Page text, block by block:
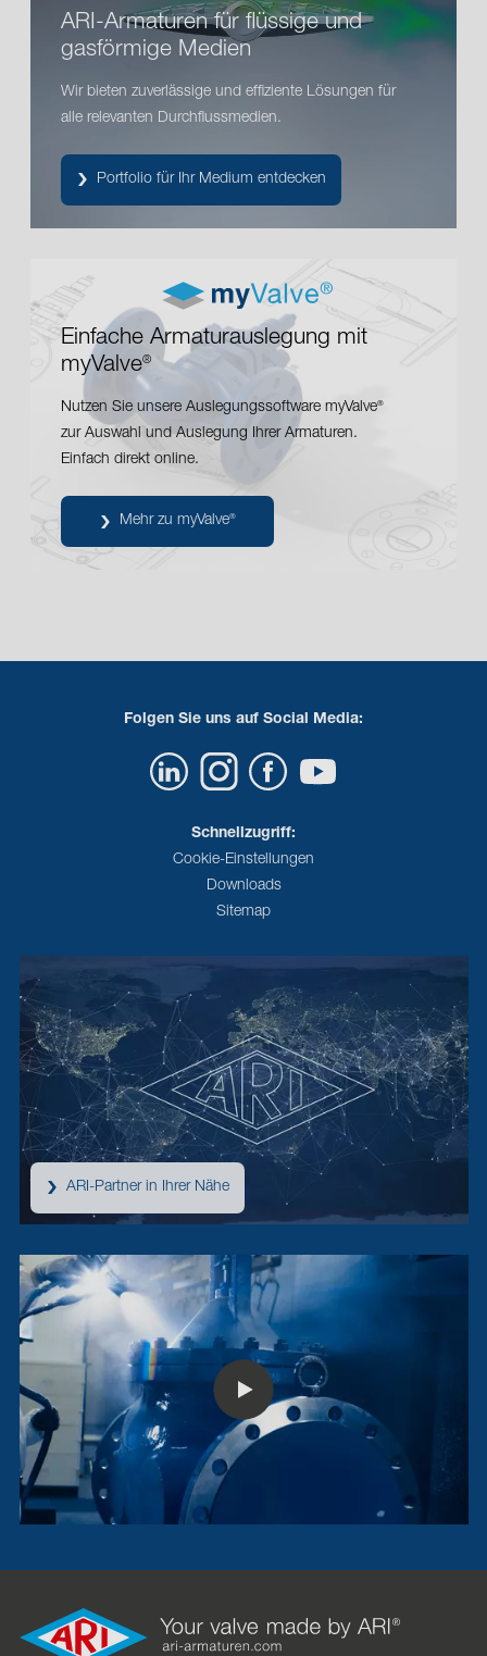
ARI-Armaturen für flüssige und
gasförmige Medien
Wir bieten zuverlässige und effiziente Lösungen für
alle relevanten Durchflussmedien.
Portfolio für Ihr Medium entdecken
Einfache Armaturauslegung mit
myValve®
Nutzen Sie unsere Auslegungssoftware myValve®
zur Auswahl und Auslegung Ihrer Armaturen.
Einfach direkt online.
Mehr zu myValve®
Folgen Sie uns auf Social Media:
Schnellzugriff:
Cookie-Einstellungen
Downloads
Sitemap
ARI-Partner in Ihrer Nähe